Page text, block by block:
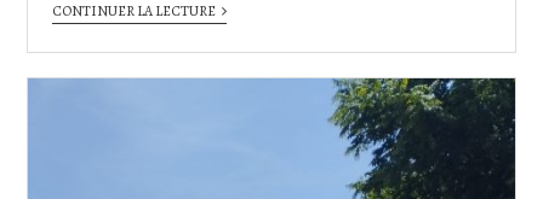
CONTINUER LA LECTURE